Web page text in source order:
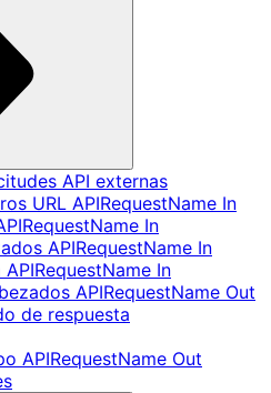
API externas
URL APIRequestName In
In
APIRequestName In
In
APIRequestName Out
de respuesta
APIRequestName Out